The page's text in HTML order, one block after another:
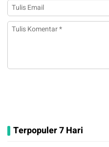
Terpopuler 7 Hari